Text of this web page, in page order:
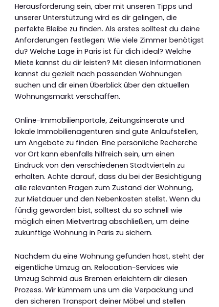
Herausforderung sein, aber mit unseren Tipps und
unserer Unterstützung wird es dir gelingen, die
perfekte Bleibe zu finden. Als erstes solltest du deine
Anforderungen festlegen: Wie viele Zimmer benötigst
du? Welche Lage in Paris ist für dich ideal? Welche
Miete kannst du dir leisten? Mit diesen Informationen
kannst du gezielt nach passenden Wohnungen
suchen und dir einen Überblick über den aktuellen
Wohnungsmarkt verschaffen.
Online-Immobilienportale, Zeitungsinserate und
lokale Immobilienagenturen sind gute Anlaufstellen,
um Angebote zu finden. Eine persönliche Recherche
vor Ort kann ebenfalls hilfreich sein, um einen
Eindruck von den verschiedenen Stadtvierteln zu
erhalten. Achte darauf, dass du bei der Besichtigung
alle relevanten Fragen zum Zustand der Wohnung,
zur Mietdauer und den Nebenkosten stellst. Wenn du
fündig geworden bist, solltest du so schnell wie
möglich einen Mietvertrag abschließen, um deine
zukünftige Wohnung in Paris zu sichern.
Nachdem du eine Wohnung gefunden hast, steht der
eigentliche Umzug an. Relocation-Services wie
Umzug Schmid aus Bremen erleichtern dir diesen
Prozess. Wir kümmern uns um die Verpackung und
den sicheren Transport deiner Möbel und stellen